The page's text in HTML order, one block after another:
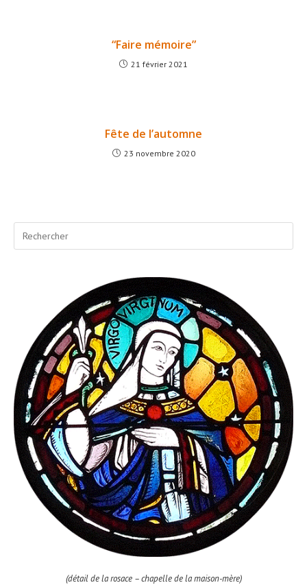
“Faire mémoire”
21 février 2021
Fête de l’automne
23 novembre 2020
(détail de la rosace – chapelle de la maison-mère)